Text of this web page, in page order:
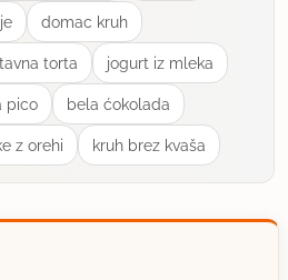
domac kruh
torta jogurt iz mleka
pico bela ćokolada
z orehi kruh brez kvaša